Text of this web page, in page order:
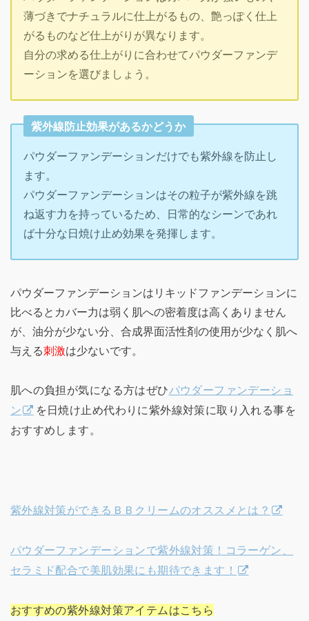
薄づきでナチュラルに仕上がるもの、艶っぽく仕上
がるものなど仕上がりが異なります。
自分の求める仕上がりに合わせてパウダーファンデ
ーションを選びましょう。
紫外線防止効果があるかどうか
パウダーファンデーションだけでも紫外線を防止し
ます。
パウダーファンデーションはその粒子が紫外線を跳
ね返す力を持っているため、日常的なシーンであれ
ば十分な日焼け止め効果を発揮します。
パウダーファンデーションはリキッドファンデーションに
比べるとカバー力は弱く肌への密着度は高くありません
が、油分が少ない分、合成界面活性剤の使用が少なく肌へ
与える刺激は少ないです。
肌への負担が気になる方はぜひパウダーファンデーショ
ン
を日焼け止め代わりに紫外線対策に取り入れる事を
おすすめします。
紫外線対策ができるＢＢクリームのオススメとは？
パウダーファンデーションで紫外線対策！コラーゲン、
セラミド配合で美肌効果にも期待できます！
おすすめの紫外線対策アイテムはこちら